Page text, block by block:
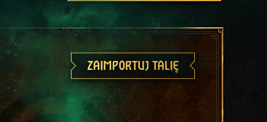
ZAIMPORTUJ TALIĘ